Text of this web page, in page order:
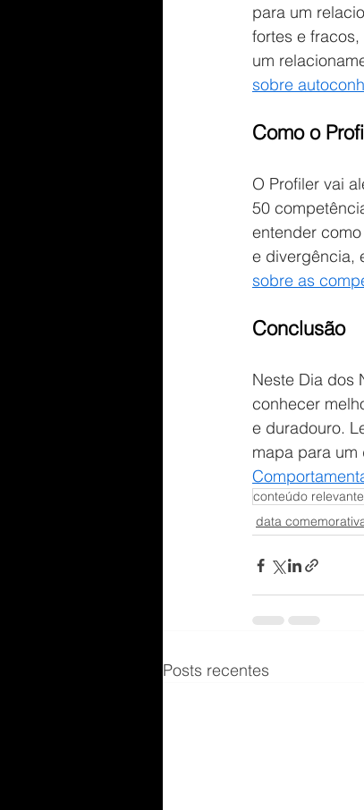
para um
fortes e
um
sobre
Como o
O Profiler vai
50
entender
e divergência,
sobre as
Conclusão
Neste Dia dos
conhecer
e duradouro.
mapa para um
conteúdo relevante
data
Posts recentes